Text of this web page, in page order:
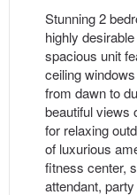
Stunning 2
highly
spacious unit
ceiling
from dawn to
beautiful views
for relaxing
of luxurious
fitness center,
attendant,